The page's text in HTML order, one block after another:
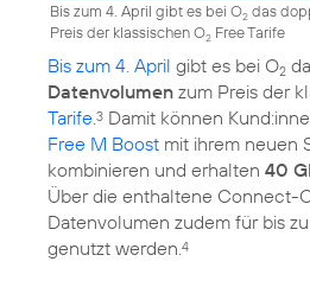
Bis zum 4. April gibt es bei O2 das
Preis der klassischen O2 Free Tarife
Bis zum 4. April gibt es bei O2
Datenvolumen zum Preis der
Tarife.3 Damit können
Free M Boost mit ihrem neuen
kombinieren und erhalten 40
Über die enthaltene Connect-
Datenvolumen zudem für bis
genutzt werden.4